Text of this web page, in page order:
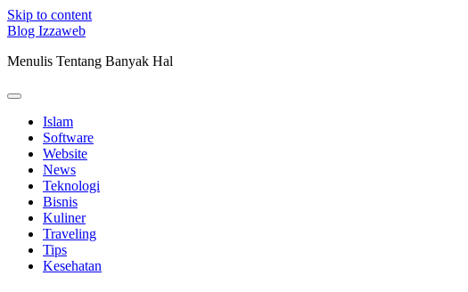
Skip to content
Blog Izzaweb
Menulis Tentang Banyak Hal
Islam
Software
Website
News
Teknologi
Bisnis
Kuliner
Traveling
Tips
Kesehatan